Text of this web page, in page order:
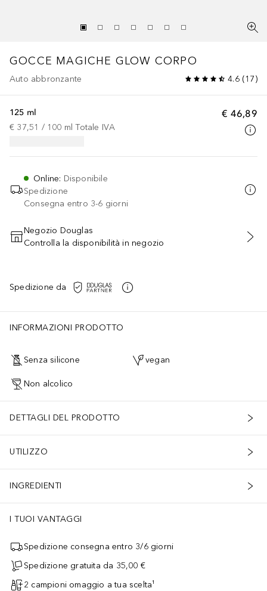
GOCCE MAGICHE GLOW CORPO
Auto abbronzante 4.6(17)
€ 46,89
125 ml
€ 37,51 / 100 ml Totale IVA
Online: Disponibile
Spedizione
Consegna entro 3-6 giorni
AGGIUNGI AL CARRELLO
Negozio Douglas
Controlla la disponibilità in negozio
Spedizione da
INFORMAZIONI PRODOTTO
Senza silicone vegan
Non alcolico
DETTAGLI DEL PRODOTTO
UTILIZZO
INGREDIENTI
I TUOI VANTAGGI
Spedizione consegna entro 3/6 giorni
Spedizione gratuita da 35,00 €
2 campioni omaggio a tua scelta¹